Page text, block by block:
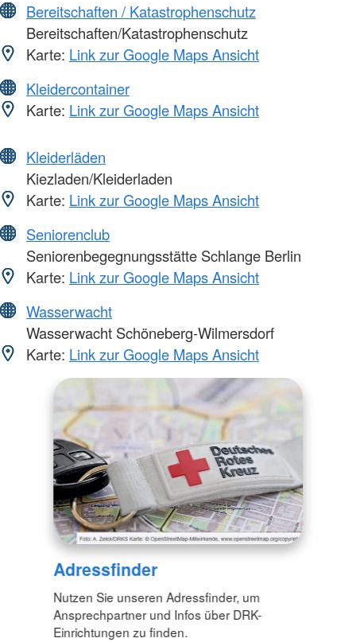
Bereitschaften / Katastrophenschutz
Bereitschaften/Katastrophenschutz
Karte: Link zur Google Maps Ansicht
Kleidercontainer
Karte: Link zur Google Maps Ansicht
Kleiderläden
Kiezladen/Kleiderladen
Karte: Link zur Google Maps Ansicht
Seniorenclub
Seniorenbegegnungsstätte Schlange Berlin
Karte: Link zur Google Maps Ansicht
Wasserwacht
Wasserwacht Schöneberg-Wilmersdorf
Karte: Link zur Google Maps Ansicht
Adressfinder
Nutzen Sie unseren Adressfinder, um
Ansprechpartner und Infos über DRK-
Einrichtungen zu finden.